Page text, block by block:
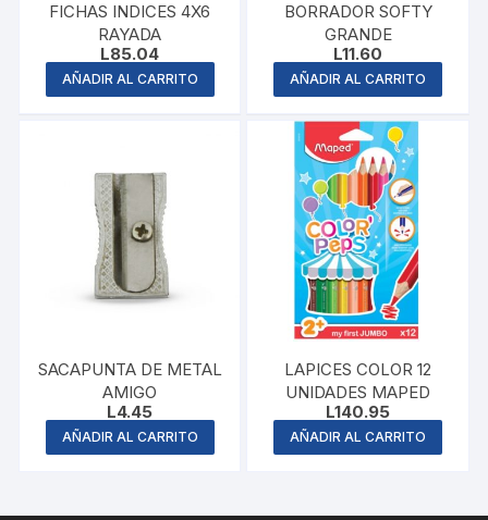
FICHAS INDICES 4X6
RAYADA
L85.04
AÑADIR AL CARRITO
BORRADOR SOFTY
GRANDE
L11.60
AÑADIR AL CARRITO
SACAPUNTA DE METAL
AMIGO
L4.45
AÑADIR AL CARRITO
LAPICES COLOR 12
UNIDADES MAPED
L140.95
AÑADIR AL CARRITO